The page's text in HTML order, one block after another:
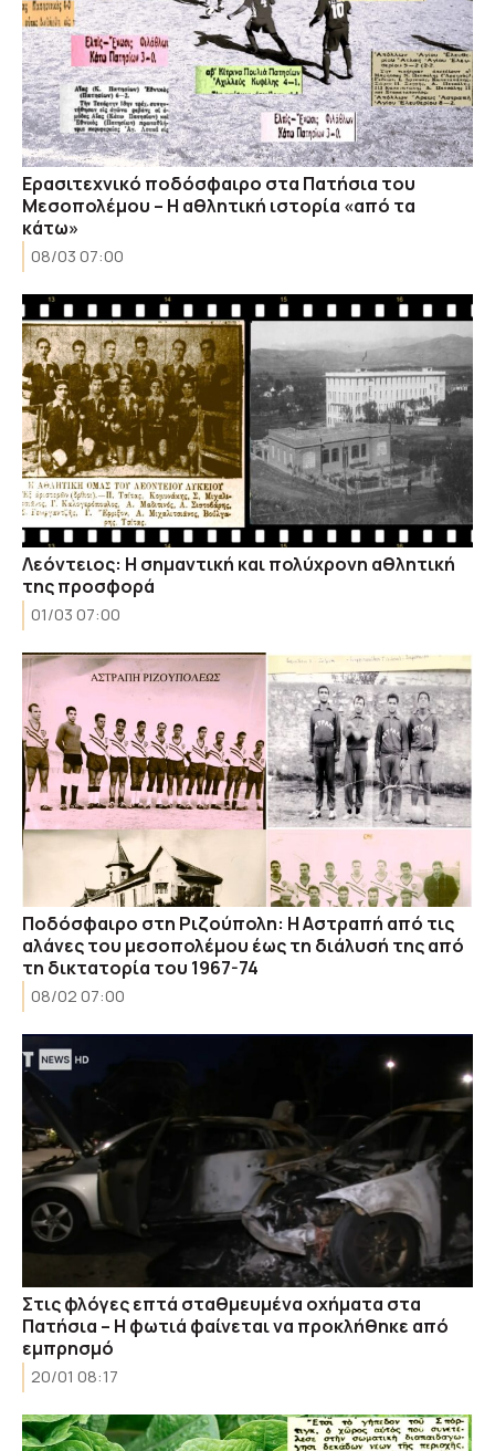
Ερασιτεχνικό ποδόσφαιρο στα Πατήσια του
Μεσοπολέμου – Η αθλητική ιστορία «από τα
κάτω»
08/03 07:00
Λεόντειος: Η σημαντική και πολύχρονη αθλητική
της προσφορά
01/03 07:00
Ποδόσφαιρο στη Ριζούπολη: H Aστραπή από τις
αλάνες του μεσοπολέμου έως τη διάλυσή της από
τη δικτατορία του 1967-74
08/02 07:00
Στις φλόγες επτά σταθμευμένα οχήματα στα
Πατήσια – Η φωτιά φαίνεται να προκλήθηκε από
εμπρησμό
20/01 08:17